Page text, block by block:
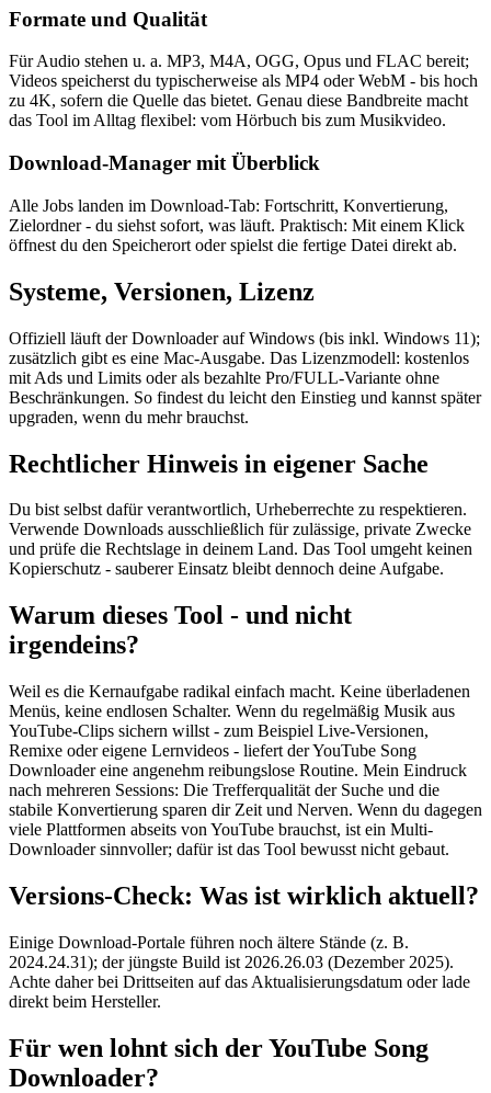
Formate und Qualität
Für Audio stehen u. a. MP3, M4A, OGG, Opus und FLAC bereit;
Videos speicherst du typischerweise als MP4 oder WebM - bis hoch
zu 4K, sofern die Quelle das bietet. Genau diese Bandbreite macht
das Tool im Alltag flexibel: vom Hörbuch bis zum Musikvideo.
Download-Manager mit Überblick
Alle Jobs landen im Download-Tab: Fortschritt, Konvertierung,
Zielordner - du siehst sofort, was läuft. Praktisch: Mit einem Klick
öffnest du den Speicherort oder spielst die fertige Datei direkt ab.
Systeme, Versionen, Lizenz
Offiziell läuft der Downloader auf Windows (bis inkl. Windows 11);
zusätzlich gibt es eine Mac-Ausgabe. Das Lizenzmodell: kostenlos
mit Ads und Limits oder als bezahlte Pro/FULL-Variante ohne
Beschränkungen. So findest du leicht den Einstieg und kannst später
upgraden, wenn du mehr brauchst.
Rechtlicher Hinweis in eigener Sache
Du bist selbst dafür verantwortlich, Urheberrechte zu respektieren.
Verwende Downloads ausschließlich für zulässige, private Zwecke
und prüfe die Rechtslage in deinem Land. Das Tool umgeht keinen
Kopierschutz - sauberer Einsatz bleibt dennoch deine Aufgabe.
Warum dieses Tool - und nicht
irgendeins?
Weil es die Kernaufgabe radikal einfach macht. Keine überladenen
Menüs, keine endlosen Schalter. Wenn du regelmäßig Musik aus
YouTube-Clips sichern willst - zum Beispiel Live-Versionen,
Remixe oder eigene Lernvideos - liefert der YouTube Song
Downloader eine angenehm reibungslose Routine. Mein Eindruck
nach mehreren Sessions: Die Trefferqualität der Suche und die
stabile Konvertierung sparen dir Zeit und Nerven. Wenn du dagegen
viele Plattformen abseits von YouTube brauchst, ist ein Multi-
Downloader sinnvoller; dafür ist das Tool bewusst nicht gebaut.
Versions-Check: Was ist wirklich aktuell?
Einige Download-Portale führen noch ältere Stände (z. B.
2024.24.31); der jüngste Build ist 2026.26.03 (Dezember 2025).
Achte daher bei Drittseiten auf das Aktualisierungsdatum oder lade
direkt beim Hersteller.
Für wen lohnt sich der YouTube Song
Downloader?